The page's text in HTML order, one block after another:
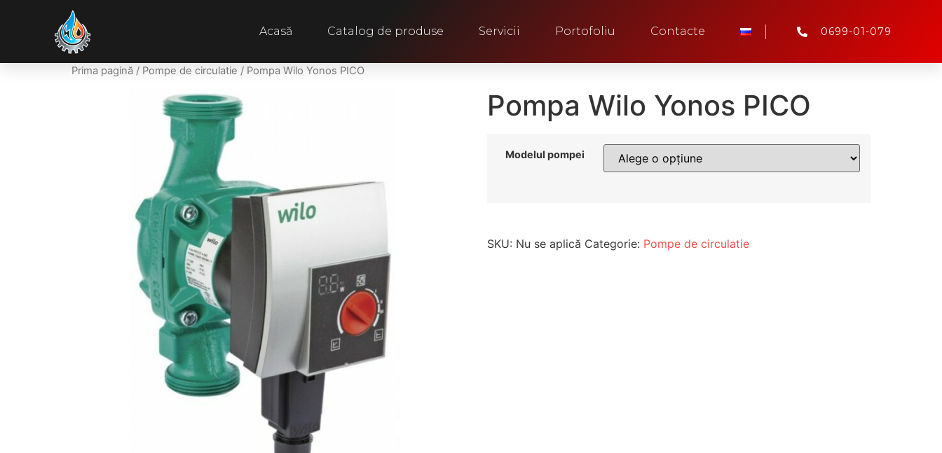
Acasă Catalog de produse Servicii Portofoliu Contacte 0699-01-079
Prima pagină / Pompe de circulatie / Pompa Wilo Yonos PICO
Pompa Wilo Yonos PICO
Modelul pompei
SKU: Nu se aplică Categorie: Pompe de circulatie